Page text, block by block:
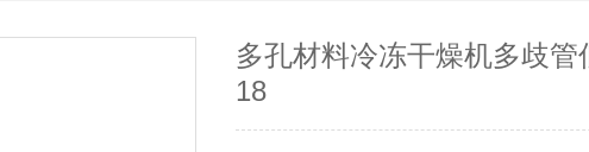
多孔材料冷冻干燥机多歧管
18